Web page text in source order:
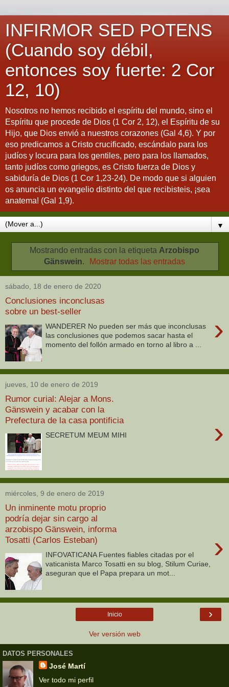
INFIRMOR SED POTENS
(Cuando soy débil,
entonces soy fuerte: 2 Cor
12, 10)
Nosotros no hemos recibido el espíritu del mundo, sino el
Espíritu que procede de Dios (1 Cor 2, 12), el Espíritu de su
Hijo, que Dios envió a nuestros corazones (Gal 4,6). Y por
eso predicamos a Cristo crucificado, escándalo para los
judíos y locura para los gentiles, pero para los llamados,
tanto judíos como griegos, es Cristo fuerza de Dios y
sabiduría de Dios (1 Cor 1,23-24). De modo que si alguien
os anuncia un evangelio distinto del que recibisteis, ¡sea
anatema! (Gal 1,9).
▼
Mostrando entradas con la etiqueta Arzobispo
Gänswein. Mostrar todas las entradas
sábado, 18 de enero de 2020
Conclusiones inconclusas
sobre un best-seller
›
WANDERER No pueden ser más que inconclusas
las conclusiones que podemos sacar hasta el
momento del follón armado en torno al libro a ...
jueves, 10 de enero de 2019
Rumor curial: Alejar a Mons.
Gänswein y acabar con la
Prefectura de la casa pontificia
›
SECRETUM MEUM MIHI
miércoles, 9 de enero de 2019
Un inminente motu proprio
podría dejar sin cargo al
arzobispo Gänswein, informa
Tosatti (Carlos Esteban)
›
INFOVATICANA Fuentes fiables citadas por el
vaticanista Marco Tosatti en su blog, Stilum Curiae,
aseguran que el Papa prepara un mot...
›
Inicio
Ver versión web
DATOS PERSONALES
José Martí
Ver todo mi perfil